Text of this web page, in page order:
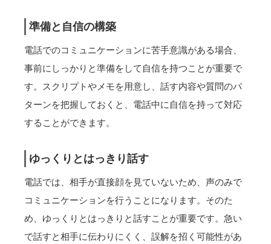
準備と自信の構築
電話でのコミュニケーションに苦手意識がある場合、
事前にしっかりと準備をして自信を持つことが重要で
す。スクリプトやメモを用意し、話す内容や質問のパ
ターンを把握しておくと、電話中に自信を持って対応
することができます。
ゆっくりとはっきり話す
電話では、相手が直接顔を見ていないため、声のみで
コミュニケーションを行うことになります。そのた
め、ゆっくりとはっきりと話すことが重要です。急い
で話すと相手に伝わりにくく、誤解を招く可能性があ